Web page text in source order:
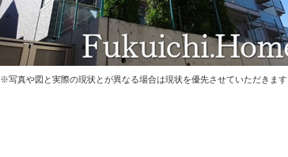
※写真や図と実際の現状とが異なる場合は現状を優先させていただきます